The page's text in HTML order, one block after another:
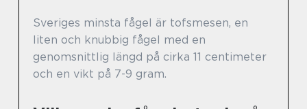
Sveriges minsta fågel är tofsmesen, en
liten och knubbig fågel med en
genomsnittlig längd på cirka 11 centimeter
och en vikt på 7-9 gram.